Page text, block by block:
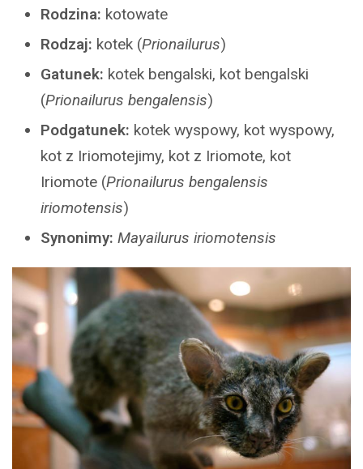
Rodzina: kotowate
Rodzaj: kotek (Prionailurus)
Gatunek: kotek bengalski, kot bengalski
(Prionailurus bengalensis)
Podgatunek: kotek wyspowy, kot wyspowy,
kot z Iriomotejimy, kot z Iriomote, kot
Iriomote (Prionailurus bengalensis
iriomotensis)
Synonimy: Mayailurus iriomotensis